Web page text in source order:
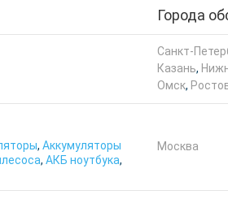
Города
Санкт-
Казань,
Омск,
, Аккумуляторы
, АКБ ноутбука,
Москва